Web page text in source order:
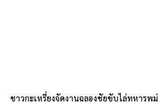
ชาวกะเหรี่ยงจัดงานฉลองชัยขับไล่ทหารพ